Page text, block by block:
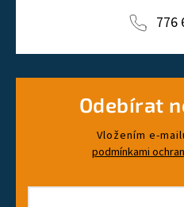
776
Odebírat
Vložením e-
podmínkami